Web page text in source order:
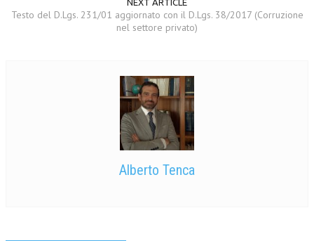
Testo del D.Lgs. 231/01 aggiornato con il D.Lgs. 38/2017 (Corruzione
nel settore privato)
Alberto Tenca